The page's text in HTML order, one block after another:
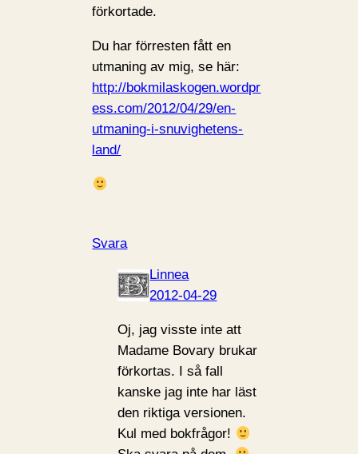
förkortade.
Du har förresten fått en
utmaning av mig, se här:
http://bokmilaskogen.wordpr
ess.com/2012/04/29/en-
utmaning-i-snuvighetens-
land/
Svara
Linnea
2012-04-29
Oj, jag visste inte att
Madame Bovary brukar
förkortas. I så fall
kanske jag inte har läst
den riktiga versionen.
Kul med bokfrågor!